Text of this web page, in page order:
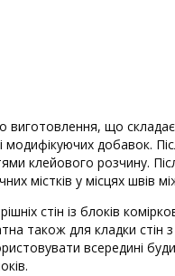
що
модифікуючих добавок.
клейового розчину.
містків у місцях швів
стін із блоків
також для кладки стін
всередині